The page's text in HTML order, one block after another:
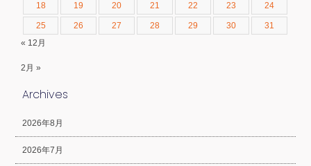
18 19 20 21 22 23 24
25 26 27 28 29 30
31
« 12月
2月 »
Archives
2026年8月
2026年7月